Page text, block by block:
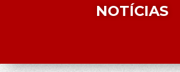
NOTÍCIAS